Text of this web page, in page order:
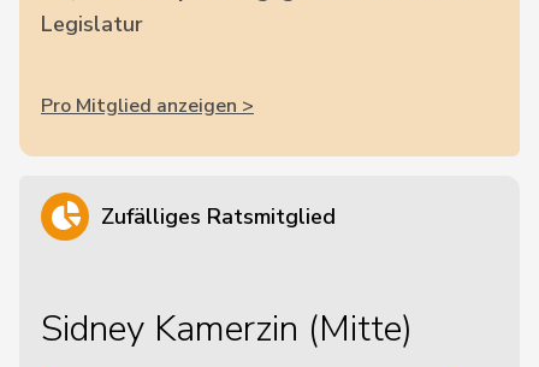
Legislatur
Pro Mitglied anzeigen >
Zufälliges Ratsmitglied
Sidney Kamerzin (Mitte)